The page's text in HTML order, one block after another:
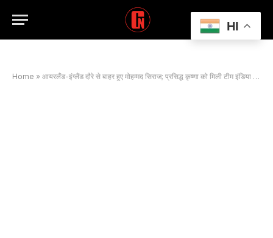
Home » आयरलैंड-इंग्लैंड दौरे से बाहर हुए मोहम्मद सिराज; प्रसिद्ध कृष्णा को मिली टीम इंडिया में जगह
HI